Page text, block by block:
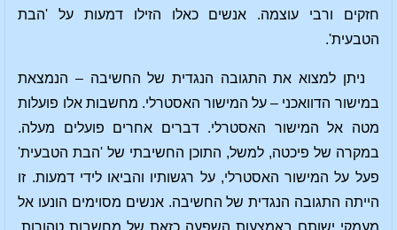
חזקים ורבי עוצמה. אנשים כאלו הזילו דמעות על 'הבת
הטבעית'.
ניתן למצוא את התגובה הנגדית של החשיבה – הנמצאת
במישור הדוואכני – על המישור האסטרלי. מחשבות אלו פועלות
מטה אל המישור האסטרלי. דברים אחרים פועלים מעלה.
במקרה של פיכטה, למשל, התוכן החשיבתי של 'הבת הטבעית'
פעל על המישור האסטרלי, על רגשותיו והביאו לידי דמעות. זו
הייתה התגובה הנגדית של החשיבה. אנשים מסוימים הונעו אל
מעמקי ישותם באמצעות השפעה כזאת של מחשבות טהורות.